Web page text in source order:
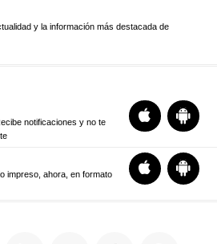
y la información más destacada de
notificaciones y no te
impreso, ahora, en formato